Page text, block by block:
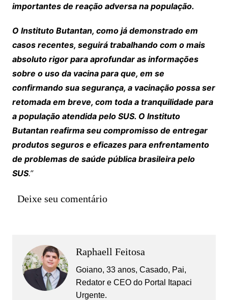
importantes de reação adversa na população.
O Instituto Butantan, como já demonstrado em
casos recentes, seguirá trabalhando com o mais
absoluto rigor para aprofundar as informações
sobre o uso da vacina para que, em se
confirmando sua segurança, a vacinação possa ser
retomada em breve, com toda a tranquilidade para
a população atendida pelo SUS. O Instituto
Butantan reafirma seu compromisso de entregar
produtos seguros e eficazes para enfrentamento
de problemas de saúde pública brasileira pelo
SUS.”
Deixe seu comentário
Raphaell Feitosa
Goiano, 33 anos, Casado, Pai,
Redator e CEO do Portal Itapaci
Urgente.